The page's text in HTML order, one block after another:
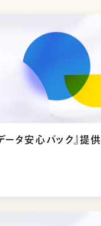
ータ安心パック』提